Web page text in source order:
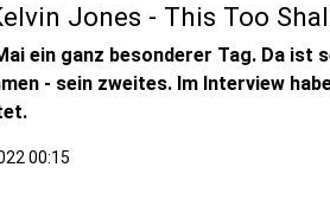
Jones - This Too
ein ganz besonderer Tag. Da ist
- sein zweites. Im Interview
00:15